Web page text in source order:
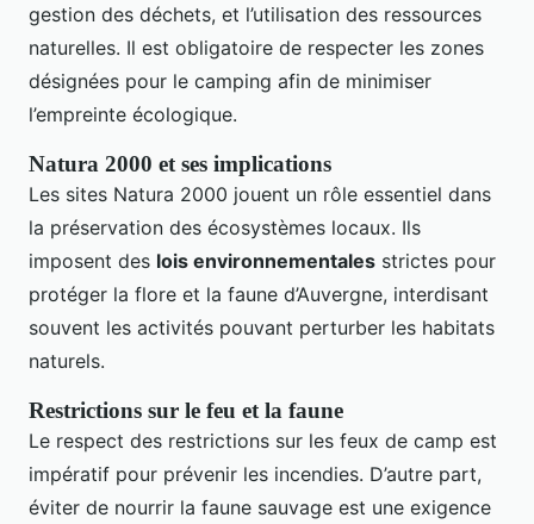
gestion des déchets, et l’utilisation des ressources
naturelles. Il est obligatoire de respecter les zones
désignées pour le camping afin de minimiser
l’empreinte écologique.
Natura 2000 et ses implications
Les sites Natura 2000 jouent un rôle essentiel dans
la préservation des écosystèmes locaux. Ils
imposent des lois environnementales strictes pour
protéger la flore et la faune d’Auvergne, interdisant
souvent les activités pouvant perturber les habitats
naturels.
Restrictions sur le feu et la faune
Le respect des restrictions sur les feux de camp est
impératif pour prévenir les incendies. D’autre part,
éviter de nourrir la faune sauvage est une exigence